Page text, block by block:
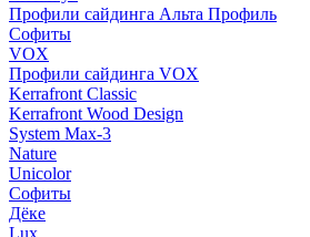
Профили сайдинга Альта Профиль
Софиты
VOX
Профили сайдинга VOX
Kerrafront Classic
Kerrafront Wood Design
System Max-3
Nature
Unicolor
Софиты
Дёке
Lux